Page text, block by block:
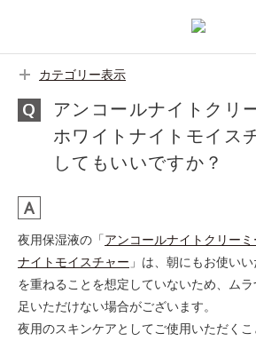
カテゴリー表示
アンコールナイトクリ
ホワイトナイトモイス
してもいいですか？
夜用保湿液の「アンコールナイトクリー
ナイトモイスチャー 」は、朝にもお使い
を重ねることを想定していないため、ム
足いただけない場合がございます。
夜用のスキンケアとしてご使用いただく